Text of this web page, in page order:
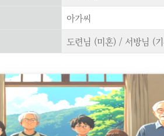
아가씨
도련님 (미혼) / 서방님 (